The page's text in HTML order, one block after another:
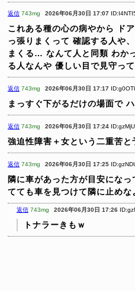
返信 743mg 2026年06月30日 17:07
これある種の心の病やから
ド
っ張りまくって 確認する人や
まくる… なんて人と同類 わか
る人なんや 優しい目で見守っ
返信 743mg 2026年06月30日 17:17
まっすぐ下がるだけの場面で
返信 743mg 2026年06月30日 17:24
強迫性障害＋女という二重苦と
返信 743mg 2026年06月30日 17:25
隣に車があった方が目安になっ
てても車を見つけて隣に止めな
返信 743mg 2026年06月30日 17:26
トナラーきもｗ